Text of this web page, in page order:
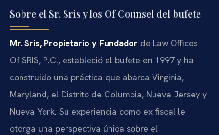
Sobre el Sr. Sris y los Of Counsel del bufete
Mr. Sris, Propietario y Fundador de Law Offices
Of SRIS, P.C., estableció el bufete en 1997 y ha
construido una práctica que abarca Virginia,
Maryland, el Distrito de Columbia, Nueva Jersey y
Nueva York. Su experiencia como ex fiscal le
otorga una perspectiva única sobre el